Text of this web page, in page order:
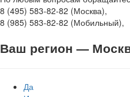
8 (495) 583-82-82 (Москва),
8 (985) 583-82-82 (Мобильный),
Ваш регион —
Да